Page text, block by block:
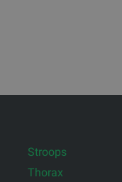
Stroops
Thorax